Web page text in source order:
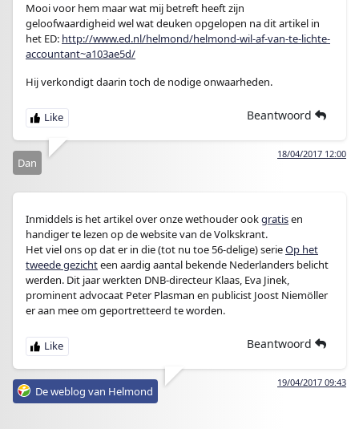
Mooi voor hem maar wat mij betreft heeft zijn
geloofwaardigheid wel wat deuken opgelopen na dit artikel in
het ED: http://www.ed.nl/helmond/helmond-wil-af-van-te-lichte-
accountant~a103ae5d/
Hij verkondigt daarin toch de nodige onwaarheden.
Beantwoord
18/04/2017 12:00
Dan
Inmiddels is het artikel over onze wethouder ookgratisen
handiger te lezen op de website van de Volkskrant.
Het viel ons op dat er in die (tot nu toe 56-delige) serieOp het
tweede gezichteen aardig aantal bekende Nederlanders belicht
werden. Dit jaar werkten DNB-directeur Klaas, Eva Jinek,
prominent advocaat Peter Plasman en publicist Joost Niemöller
er aan mee om geportretteerd te worden.
Beantwoord
19/04/2017 09:43
De weblog van Helmond